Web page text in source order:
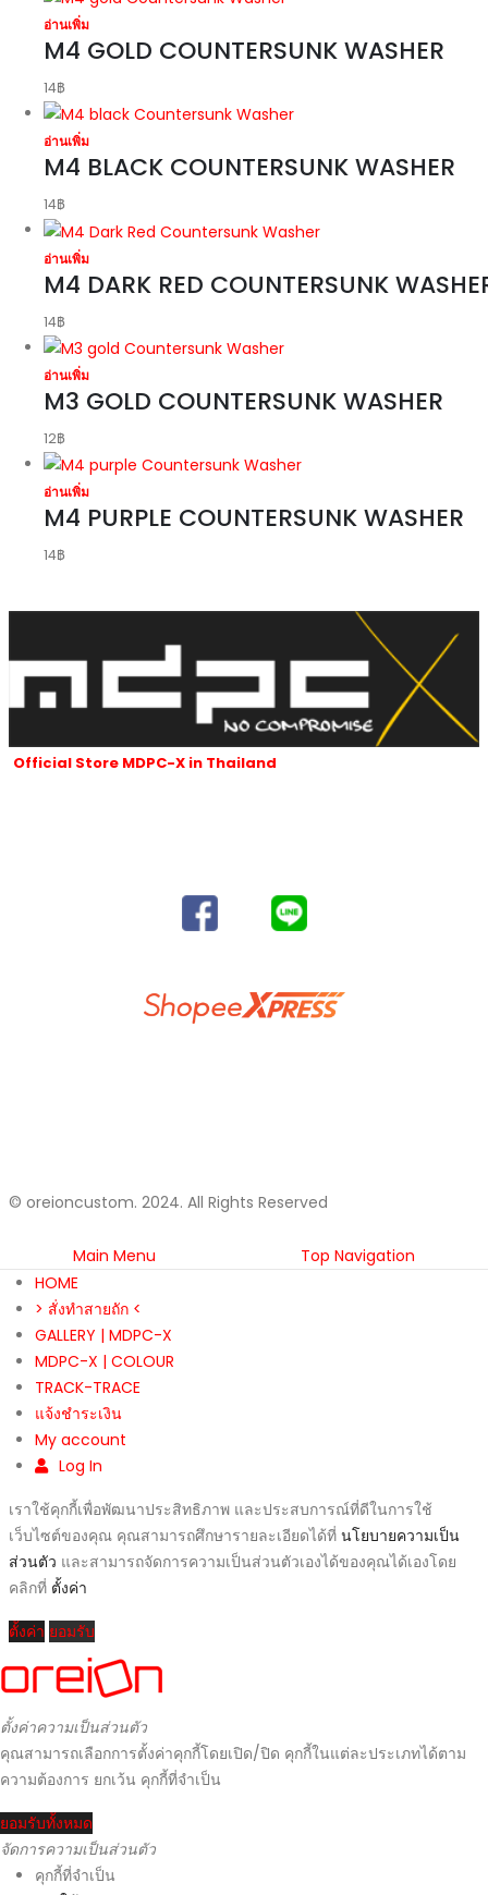
อ่านเพิ่ม
M4 GOLD COUNTERSUNK WASHER
14฿
อ่านเพิ่ม
M4 BLACK COUNTERSUNK WASHER
14฿
อ่านเพิ่ม
M4 DARK RED COUNTERSUNK
14฿
อ่านเพิ่ม
M3 GOLD COUNTERSUNK WASHER
12฿
อ่านเพิ่ม
M4 PURPLE COUNTERSUNK WASHER
14฿
Official Store MDPC-X in Thailand
© oreioncustom. 2024. All Rights Reserved
Main Menu
Top Navigation
HOME
> สั่งทำสายถัก <
GALLERY | MDPC-X
MDPC-X | COLOUR
TRACK-TRACE
แจ้งชำระเงิน
My account
Log In
เราใช้คุกกี้เพื่อพัฒนาประสิทธิภาพ และประสบการณ์ที่ดีในการใช้
เว็บไซต์ของคุณ คุณสามารถศึกษารายละเอียดได้ที่ นโยบายความเป็น
ส่วนตัว และสามารถจัดการความเป็นส่วนตัวเองได้ของคุณได้เองโดย
คลิกที่ ตั้งค่า
ตั้งค่า ยอมรับ
ตั้งค่าความเป็นส่วนตัว
คุณสามารถเลือกการตั้งค่าคุกกี้โดยเปิด/ปิด คุกกี้ในแต่ละประเภทได้ตาม
ความต้องการ ยกเว้น คุกกี้ที่จำเป็น
ยอมรับทั้งหมด
จัดการความเป็นส่วนตัว
คุกกี้ที่จำเป็น